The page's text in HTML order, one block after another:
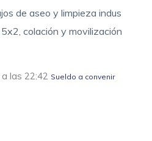
de aseo y limpieza indus
colación y movilización
las 22:42 Sueldo a convenir